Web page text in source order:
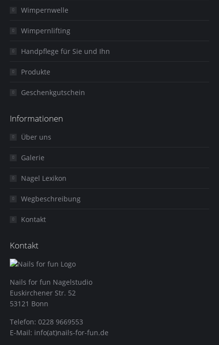
Wimpernwelle
Wimpernlifting
Handpflege für Sie und Ihn
Produkte
Geschenkgutschein
Informationen
Über uns
Galerie
Nagel Lexikon
Wegbeschreibung
Kontakt
Kontakt
Nails for fun Nagelstudio
Euskirchener Str. 52
53121 Bonn
Telefon: 0228 9669553
E-Mail: info(at)nails-for-fun.de